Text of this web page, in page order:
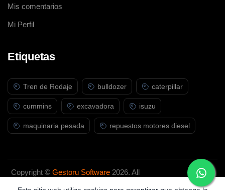
Mis comentarios
Mi Perfil
Etiquetas
Tren de Rodaje bulldozer caterpillar
cummins excavadora isuzu
maquinaria pesada repuestos motores diesel
Copyright ©Gestoru Software 2026. All